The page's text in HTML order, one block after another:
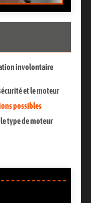
involontaire
et le moteur
possibles
type de moteur